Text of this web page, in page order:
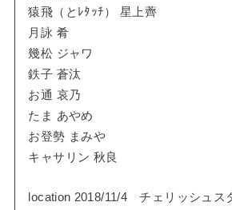
猿飛（とﾚﾀｯﾁ） 星上薺
月詠 肴
幾松 ジャワ
鉄子 蒼汰
お通 哀乃
たま あやめ
お登勢 まみや
キャサリン 秋良
location 2018/11/4 チェリッシュス